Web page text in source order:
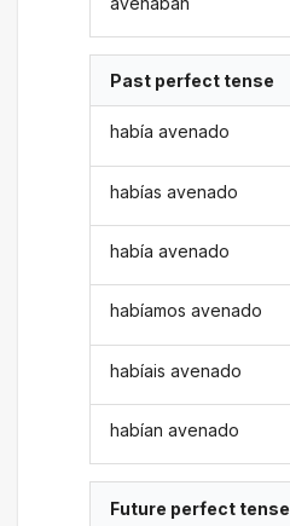
Past perfect tense
había avenado
habías avenado
había avenado
habíamos avenado
habíais avenado
habían avenado
Future perfect tense